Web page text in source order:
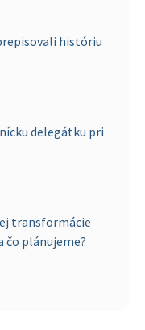
históriu
delegátku pri
transformácie
čo plánujeme?